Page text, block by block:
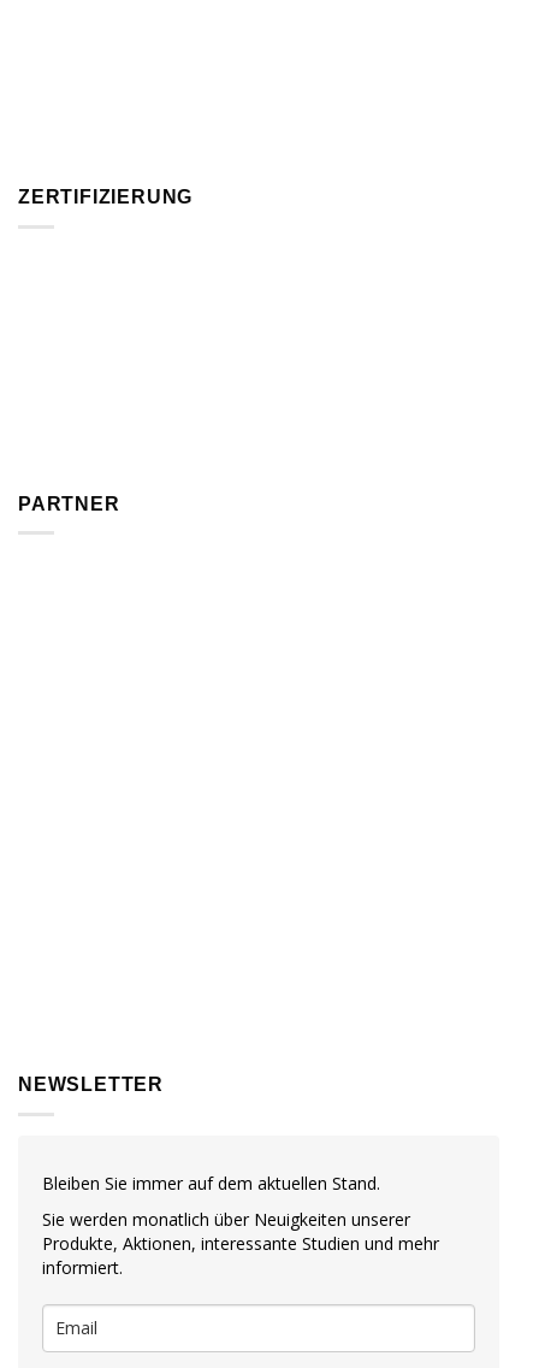
ZERTIFIZIERUNG
PARTNER
NEWSLETTER
Bleiben Sie immer auf dem aktuellen Stand.
Sie werden monatlich über Neuigkeiten unserer
Produkte, Aktionen, interessante Studien und mehr
informiert.